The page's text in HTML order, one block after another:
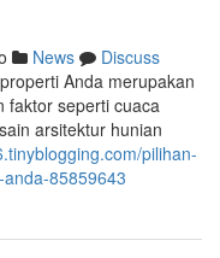
News
Discuss
Anda merupakan
faktor seperti cuaca
arsitektur hunian
pilihan-
85859643